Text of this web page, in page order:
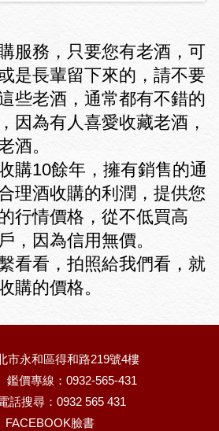
服務，只要您有老酒，可
是長輩留下來的，請不要
些老酒，通常都有不錯的
因為有人喜愛收藏老酒，
酒。
購10餘年，擁有銷售的通
理酒收購的利潤，提供您
行情價格，從不低買高
，因為信用無價。
看看，拍照給我們看，就
購的價格。
市永和區得和路219號4樓
鑑價專線：0932-565-431
話搜尋：0932 565 431
FACEBOOK臉書